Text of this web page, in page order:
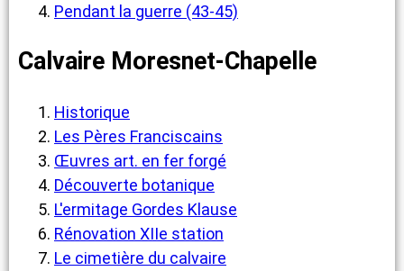
Pendant la guerre (43-45)
Calvaire Moresnet-Chapelle
Historique
Les Pères Franciscains
Œuvres art. en fer forgé
Découverte botanique
L'ermitage Gordes Klause
Rénovation XIIe station
Le cimetière du calvaire